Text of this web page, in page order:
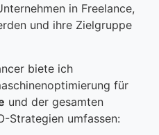
in Freelance,
und ihre Zielgruppe
biete ich
für
und der gesamten
Strategien umfassen: